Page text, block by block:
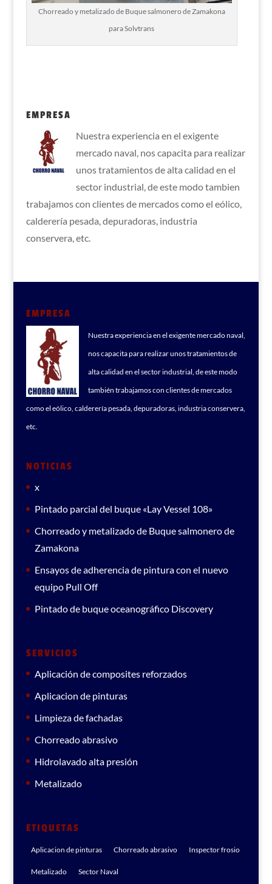
Chorreado y metalizado de Buque salmonero de Zamakona
para Solvtrans
EMPRESA
Nuestra experiencia en el exigente
mercado naval, nos capacita para realizar
unos tratamientos de alta calidad en el
sector industrial, de este modo tambien
trabajamos con clientes de mercados como el eólico,
calderería pesada, depuradoras, industria
conservera, etc.
EMPRESA
Nuestra experiencia en el exigente mercado naval,
nos capacita para realizar unos tratamientos de
alta calidad en el sector industrial, de este modo
también trabajamos con clientes de mercados
como el eólico, calderería pesada, depuradoras, industria conservera,
etc.
NOTICIAS
x
Pintado parcial del buque «Lay Vessel 108»
Chorreado y metalizado de Buque salmonero de
Zamakona
Ensayos de adherencia de pintura con el nuevo
equipo Pull Off
Pintado de buque oceanográfico Discovery
SERVICIOS
Aplicación de composites reforzados
Aplicacion de pinturas
Limpieza de fachadas
Chorreado abrasivo
Hidrolavado alta presión
Metalizado
ETIQUETAS
Aplicacion de pinturas Chorreado abrasivo Inspector frosio
Metalizado Sector Naval